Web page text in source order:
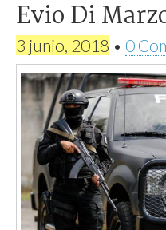
Evio Di
3 junio, 2018 • 0